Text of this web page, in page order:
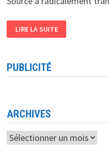
EFFET
DE
TRANSFORMATEUR
DES
LIRE LA SUITE
PUBLICITÉ
ARCHIVES
Archives